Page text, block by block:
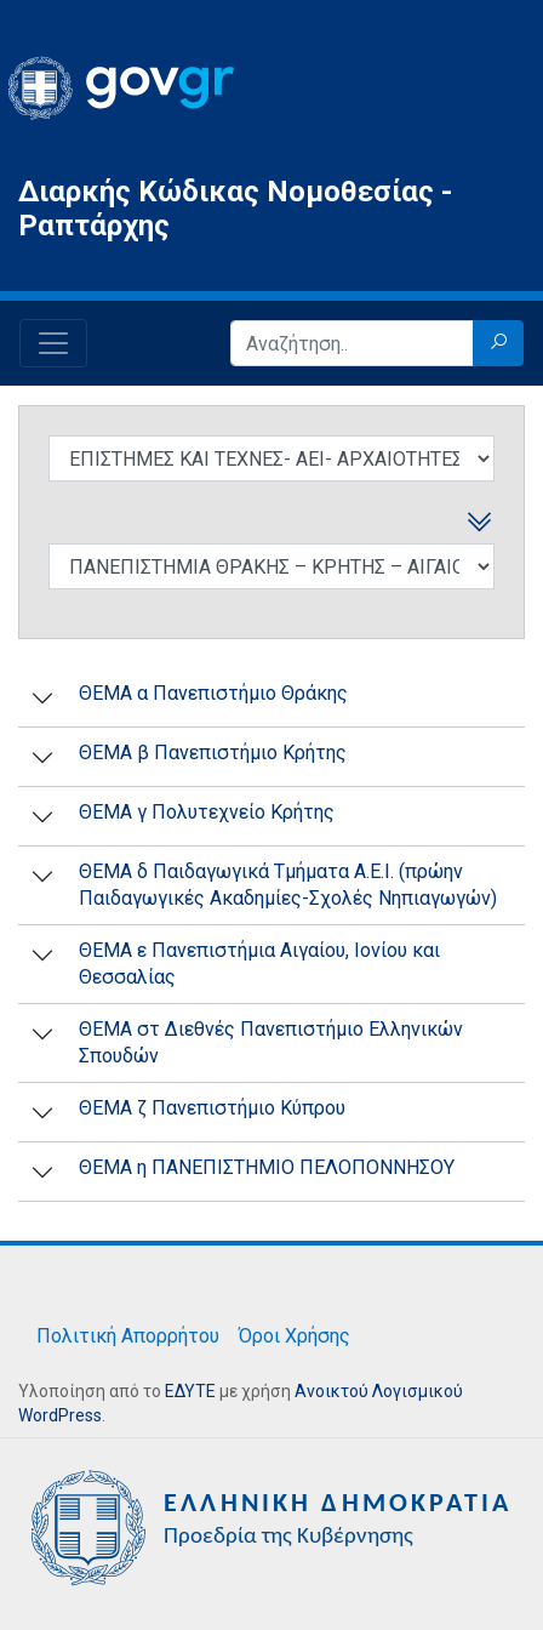
Gov.gr
Διαρκής Κώδικας Νομοθεσίας -
Ραπτάρχης
ΘΕΜΑ α Πανεπιστήμιο Θράκης
ΘΕΜΑ β Πανεπιστήμιο Κρήτης
ΘΕΜΑ γ Πολυτεχνείο Κρήτης
ΘΕΜΑ δ Παιδαγωγικά Τμήματα Α.Ε.Ι. (πρώην
Παιδαγωγικές Ακαδημίες-Σχολές Νηπιαγωγών)
ΘΕΜΑ ε Πανεπιστήμια Αιγαίου, Ιονίου και
Θεσσαλίας
ΘΕΜΑ στ Διεθνές Πανεπιστήμιο Ελληνικών
Σπουδών
ΘΕΜΑ ζ Πανεπιστήμιο Κύπρου
ΘΕΜΑ η ΠΑΝΕΠΙΣΤΗΜΙΟ ΠΕΛΟΠΟΝΝΗΣΟΥ
Πολιτική Απορρήτου Όροι Χρήσης
Υλοποίηση από το ΕΔΥΤΕ με χρήση Ανοικτού Λογισμικού
WordPress.